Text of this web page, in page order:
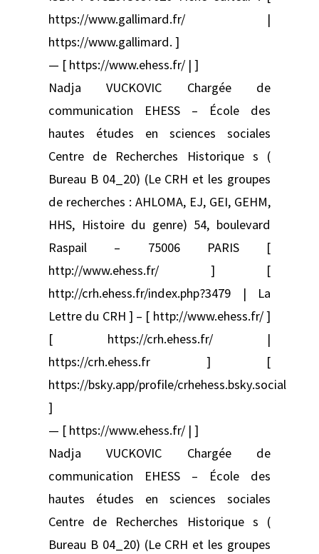
https://www.gallimard.fr/ |
https://www.gallimard. ]
— [ https://www.ehess.fr/ | ]
Nadja VUCKOVIC Chargée de
communication EHESS – École des
hautes études en sciences sociales
Centre de Recherches Historique s (
Bureau B 04_20) (Le CRH et les groupes
de recherches : AHLOMA, EJ, GEI, GEHM,
HHS, Histoire du genre) 54, boulevard
Raspail – 75006 PARIS [
http://www.ehess.fr/ ] [
http://crh.ehess.fr/index.php?3479 | La
Lettre du CRH ] – [ http://www.ehess.fr/ ]
[ https://crh.ehess.fr/ |
https://crh.ehess.fr ] [
https://bsky.app/profile/crhehess.bsky.social
]
— [ https://www.ehess.fr/ | ]
Nadja VUCKOVIC Chargée de
communication EHESS – École des
hautes études en sciences sociales
Centre de Recherches Historique s (
Bureau B 04_20) (Le CRH et les groupes